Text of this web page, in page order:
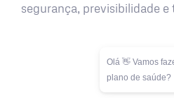
segurança, previsibilidade e
Olá 👋 Vamos
plano de saúde?